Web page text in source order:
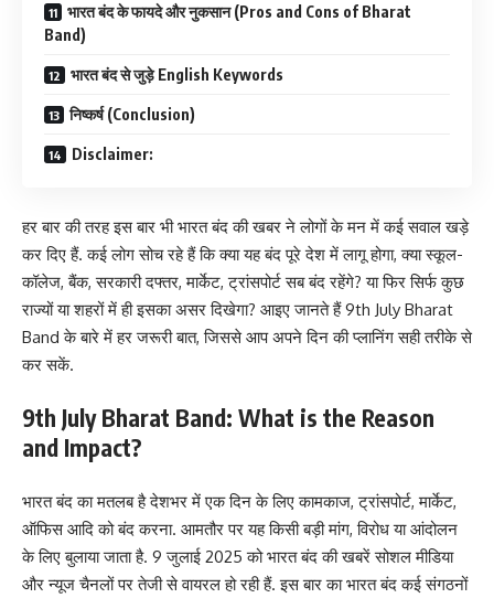
भारत बंद के फायदे और नुकसान (Pros and Cons of Bharat
Band)
भारत बंद से जुड़े English Keywords
निष्कर्ष (Conclusion)
Disclaimer:
हर बार की तरह इस बार भी भारत बंद की खबर ने लोगों के मन में कई सवाल खड़े
कर दिए हैं. कई लोग सोच रहे हैं कि क्या यह बंद पूरे देश में लागू होगा, क्या स्कूल-
कॉलेज, बैंक, सरकारी दफ्तर, मार्केट, ट्रांसपोर्ट सब बंद रहेंगे? या फिर सिर्फ कुछ
राज्यों या शहरों में ही इसका असर दिखेगा? आइए जानते हैं 9th July Bharat
Band के बारे में हर जरूरी बात, जिससे आप अपने दिन की प्लानिंग सही तरीके से
कर सकें.
9th July Bharat Band: What is the Reason
and Impact?
भारत बंद का मतलब है देशभर में एक दिन के लिए कामकाज, ट्रांसपोर्ट, मार्केट,
ऑफिस आदि को बंद करना. आमतौर पर यह किसी बड़ी मांग, विरोध या आंदोलन
के लिए बुलाया जाता है. 9 जुलाई 2025 को भारत बंद की खबरें सोशल मीडिया
और न्यूज चैनलों पर तेजी से वायरल हो रही हैं. इस बार का भारत बंद कई संगठनों